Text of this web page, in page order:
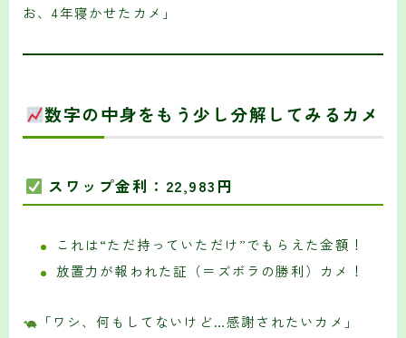
お、4年寝かせたカメ」
数字の中身をもう少し分解してみるカメ
スワップ金利：22,983円
これは“ただ持っていただけ”でもらえた金額！
放置力が報われた証（＝ズボラの勝利）カメ！
「ワシ、何もしてないけど…感謝されたいカメ」